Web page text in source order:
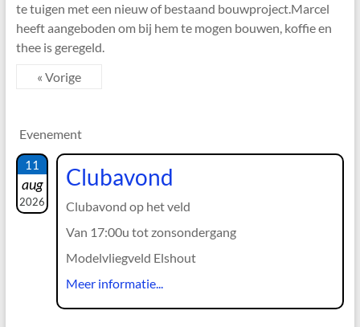
te tuigen met een nieuw of bestaand bouwproject.Marcel
heeft aangeboden om bij hem te mogen bouwen, koffie en
thee is geregeld.
« Vorige
Evenement
11
aug
2026
Clubavond
Clubavond op het veld
Van 17:00u tot zonsondergang
Modelvliegveld Elshout
Meer informatie...